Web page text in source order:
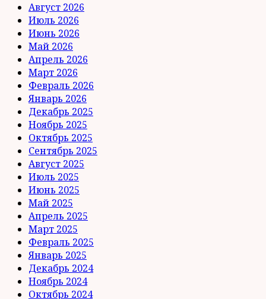
Август 2026
Июль 2026
Июнь 2026
Май 2026
Апрель 2026
Март 2026
Февраль 2026
Январь 2026
Декабрь 2025
Ноябрь 2025
Октябрь 2025
Сентябрь 2025
Август 2025
Июль 2025
Июнь 2025
Май 2025
Апрель 2025
Март 2025
Февраль 2025
Январь 2025
Декабрь 2024
Ноябрь 2024
Октябрь 2024